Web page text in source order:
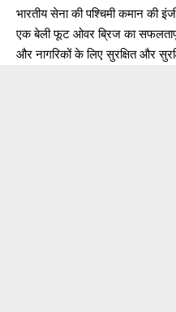
भारतीय सेना की पश्चिमी कमान की
एक बेली फूट ओवर ब्रिज का
और नागरिकों के लिए सुरक्षित और